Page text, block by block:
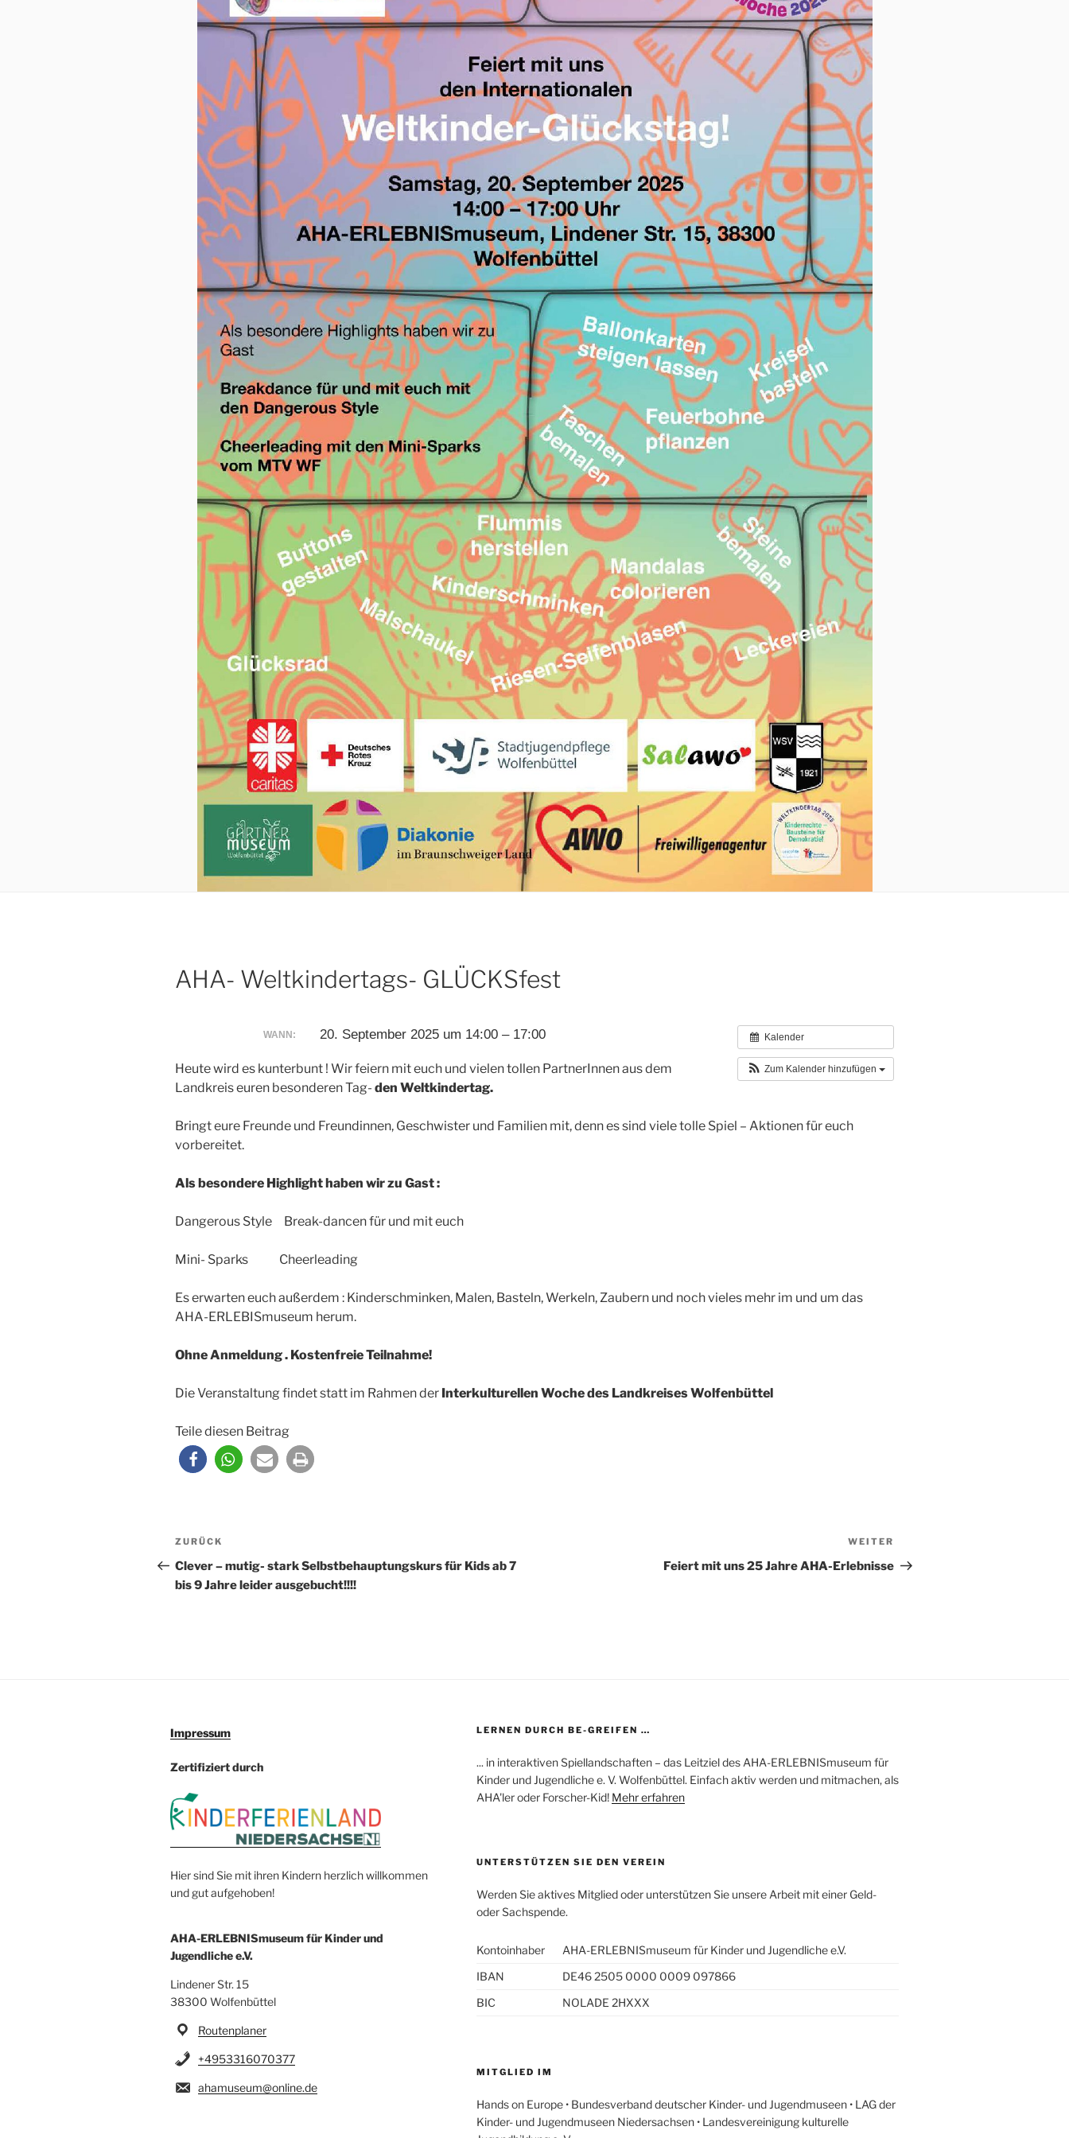
AHA- Weltkindertags- GLÜCKSfest
Kalender
Zum Kalender hinzufügen
WANN: 20. September 2025 um 14:00 – 17:00
Heute wird es kunterbunt ! Wir feiern mit euch und vielen tollen PartnerInnen aus dem
Landkreis euren besonderen Tag- den Weltkindertag.
Bringt eure Freunde und Freundinnen, Geschwister und Familien mit, denn es sind viele tolle Spiel – Aktionen für euch
vorbereitet.
Als besondere Highlight haben wir zu Gast :
Dangerous Style Break-dancen für und mit euch
Mini- Sparks Cheerleading
Es erwarten euch außerdem : Kinderschminken, Malen, Basteln, Werkeln, Zaubern und noch vieles mehr im und um das
AHA-ERLEBISmuseum herum.
Ohne Anmeldung . Kostenfreie Teilnahme!
Die Veranstaltung findet statt im Rahmen der Interkulturellen Woche des Landkreises Wolfenbüttel
Teile diesen Beitrag
Beitragsnavigation
Vorheriger
Beitrag
ZURÜCK
Clever – mutig- stark Selbstbehauptungskurs für Kids ab 7
bis 9 Jahre leider ausgebucht!!!!
Beitrag
WEITER
Feiert mit uns 25 Jahre AHA-Erlebnisse
Impressum
Zertifiziert durch
Hier sind Sie mit ihren Kindern herzlich willkommen
und gut aufgehoben!
AHA-ERLEBNISmuseum für Kinder und
Jugendliche e.V.
Lindener Str. 15
38300 Wolfenbüttel
Routenplaner
+4953316070377
ahamuseum@online.de
LERNEN DURCH BE-GREIFEN …
... in interaktiven Spiellandschaften – das Leitziel des AHA-ERLEBNISmuseum für
Kinder und Jugendliche e. V. Wolfenbüttel. Einfach aktiv werden und mitmachen, als
AHA'ler oder Forscher-Kid! Mehr erfahren
UNTERSTÜTZEN SIE DEN VEREIN
Werden Sie aktives Mitglied oder unterstützen Sie unsere Arbeit mit einer Geld-
oder Sachspende.
Kontoinhaber
AHA-ERLEBNISmuseum für Kinder und Jugendliche e.V.
IBAN
DE46 2505 0000 0009 097866
BIC
NOLADE 2HXXX
MITGLIED IM
Hands on Europe • Bundesverband deutscher Kinder- und Jugendmuseen • LAG der
Kinder- und Jugendmuseen Niedersachsen • Landesvereinigung kulturelle